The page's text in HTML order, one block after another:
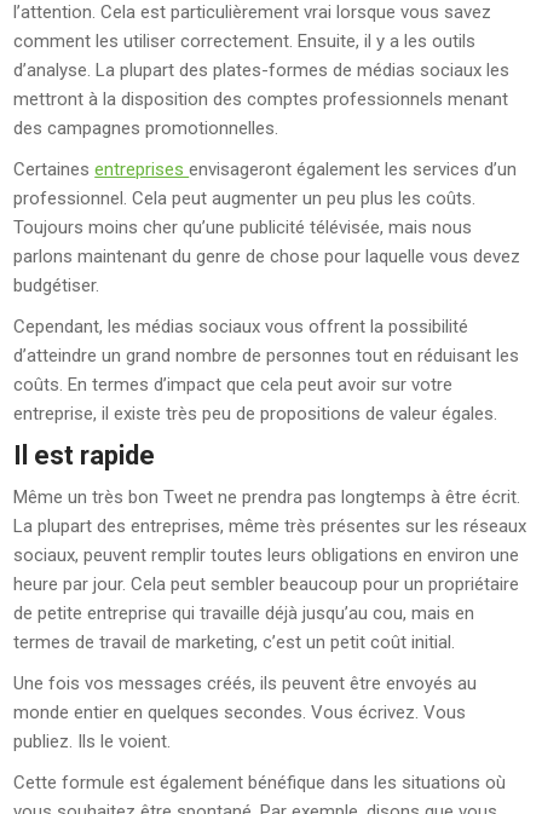
l’attention. Cela est particulièrement vrai lorsque vous savez
comment les utiliser correctement. Ensuite, il y a les outils
d’analyse. La plupart des plates-formes de médias sociaux les
mettront à la disposition des comptes professionnels menant
des campagnes promotionnelles.
Certainesentreprisesenvisageront également les services d’un
professionnel. Cela peut augmenter un peu plus les coûts.
Toujours moins cher qu’une publicité télévisée, mais nous
parlons maintenant du genre de chose pour laquelle vous devez
budgétiser.
Cependant, les médias sociaux vous offrent la possibilité
d’atteindre un grand nombre de personnes tout en réduisant les
coûts. En termes d’impact que cela peut avoir sur votre
entreprise, il existe très peu de propositions de valeur égales.
Il est rapide
Même un très bon Tweet ne prendra pas longtemps à être écrit.
La plupart des entreprises, même très présentes sur les réseaux
sociaux, peuvent remplir toutes leurs obligations en environ une
heure par jour. Cela peut sembler beaucoup pour un propriétaire
de petite entreprise qui travaille déjà jusqu’au cou, mais en
termes de travail de marketing, c’est un petit coût initial.
Une fois vos messages créés, ils peuvent être envoyés au
monde entier en quelques secondes. Vous écrivez. Vous
publiez. Ils le voient.
Cette formule est également bénéfique dans les situations où